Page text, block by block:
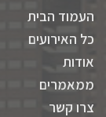
העמוד הבית
כל האירועים
אודות
ממאמרים
צרו קשר